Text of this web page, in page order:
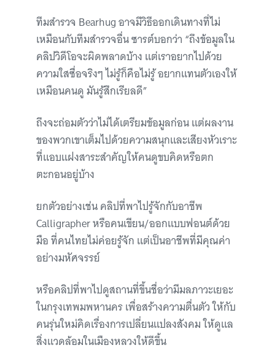
ทีมสำรวจ Bearhug อาจมีวิธีออกเดินทางที่ไม่
เหมือนกับทีมสำรวจอื่น ซารต์บอกว่า “ถึงข้อมูลใน
คลิปวิดีโอจะผิดพลาดบ้าง แต่เราอยากไปด้วย
ความใสซื่อจริงๆ ไม่รู้ก็คือไม่รู้ อยากแทนตัวเองให้
เหมือนคนดู มันรู้สึกเรียลดี”
ถึงจะถ่อมตัวว่าไม่ได้เตรียมข้อมูลก่อน แต่ผลงาน
ของพวกเขาเต็มไปด้วยความสนุกและเสียงหัวเราะ
ที่แอบแฝงสาระสำคัญให้คนดูขบคิดหรือตก
ตะกอนอยู่บ้าง
ยกตัวอย่างเช่น คลิปที่พาไปรู้จักกับอาชีพ
Calligrapher หรือคนเขียน/ออกแบบฟอนต์ด้วย
มือ ที่คนไทยไม่ค่อยรู้จัก แต่เป็นอาชีพที่มีคุณค่า
อย่างมหัศจรรย์
หรือคลิปที่พาไปดูสถานที่ขึ้นชื่อว่ามีมลภาวะเยอะ
ในกรุงเทพมพหานคร เพื่อสร้างความตื่นตัว ให้กับ
คนรุ่นใหม่คิดเรื่องการเปลี่ยนแปลงสังคม ให้ดูแล
สิ่งแวดล้อมในเมืองหลวงให้ดีขึ้น